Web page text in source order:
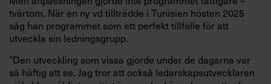
tvärtom. När en ny vd tillträdde i Tunisien hösten 2025
såg han programmet som ett perfekt tillfälle för att
utveckla sin ledningsgrupp.
”Den utveckling som vissa gjorde under de dagarna var
så häftig att se. Jag tror att också ledarskapsutvecklaren